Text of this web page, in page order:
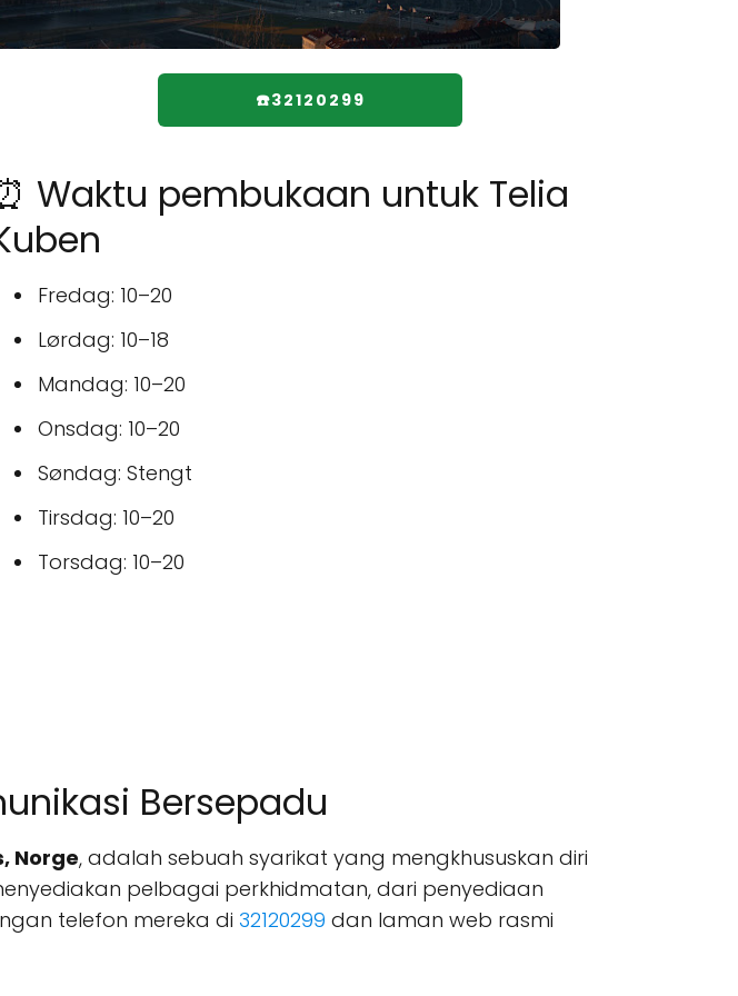
☎️32120299
Waktu pembukaan untuk Telia
Fredag: 10–20
Lørdag: 10–18
Mandag: 10–20
Onsdag: 10–20
Søndag: Stengt
Tirsdag: 10–20
Torsdag: 10–20
Bersepadu
Norge, adalah sebuah syarikat yang mengkhususkan diri
pelbagai perkhidmatan, dari penyediaan
telefon mereka di 32120299 dan laman web rasmi